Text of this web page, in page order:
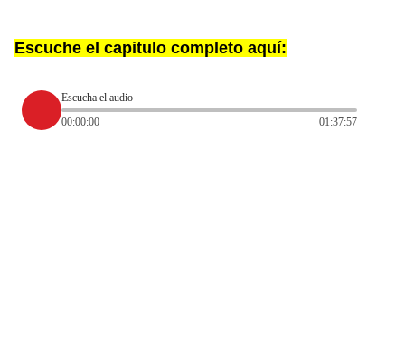
Escuche el capitulo completo aquí:
Escucha el audio
00:00:00
01:37:57